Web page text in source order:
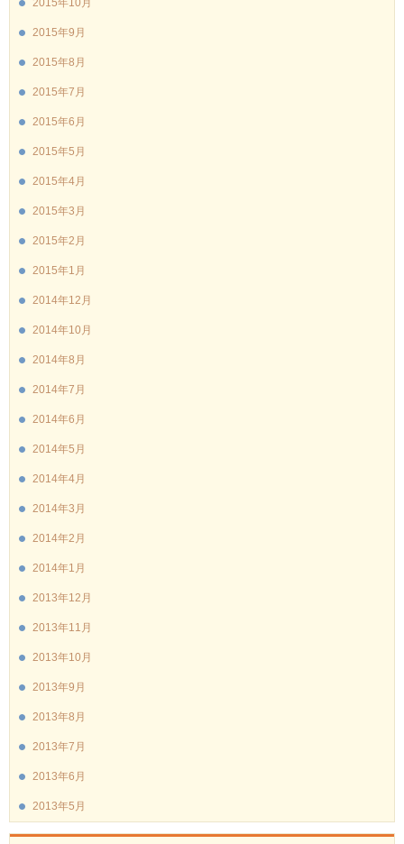
2015年10月
2015年9月
2015年8月
2015年7月
2015年6月
2015年5月
2015年4月
2015年3月
2015年2月
2015年1月
2014年12月
2014年10月
2014年8月
2014年7月
2014年6月
2014年5月
2014年4月
2014年3月
2014年2月
2014年1月
2013年12月
2013年11月
2013年10月
2013年9月
2013年8月
2013年7月
2013年6月
2013年5月